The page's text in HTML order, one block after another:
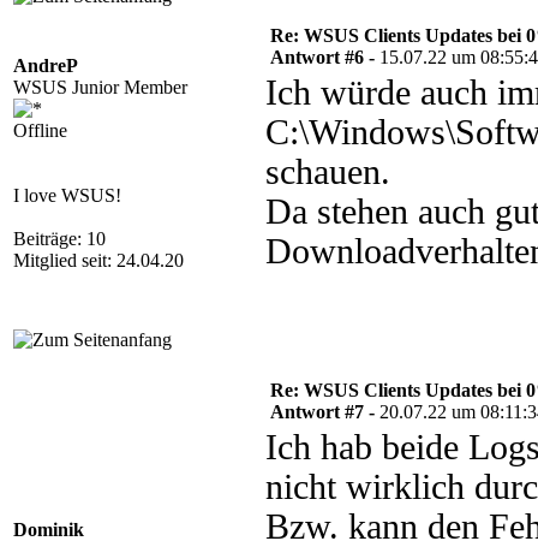
AndreP
WSUS Junior Member
Offline
I love WSUS!
Beiträge: 10
Mitglied seit: 24.04.20
Re: WSUS Clients Updates bei
Antwort #6 - 15.07.22 um
Ich würde auch
schauen.
Da stehen auch
Dominik
Re: WSUS Clients Updates bei
Antwort #7 - 20.07.22 um
Ich hab beide
nicht wirklich
Bzw. kann den